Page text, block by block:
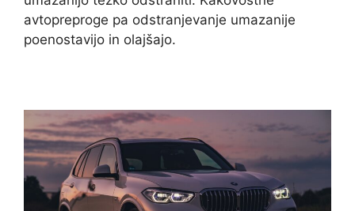
avtopreproge pa odstranjevanje umazanije
poenostavijo in olajšajo.